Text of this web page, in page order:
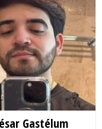
Gastélum